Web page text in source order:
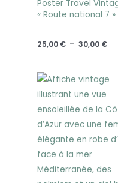
Poster Travel
« Route national 7 »
25,00 € – 30,00 €
de
à